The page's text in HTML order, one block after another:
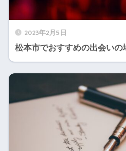
2023年2月5日
松本市でおすすめの出会いの